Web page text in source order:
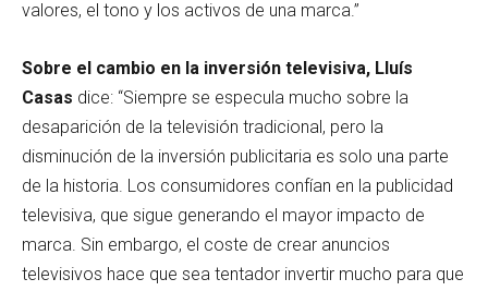
valores, el tono y los activos de una marca.”
Sobre el cambio en la inversión televisiva, Lluís
Casas dice: “Siempre se especula mucho sobre la
desaparición de la televisión tradicional, pero la
disminución de la inversión publicitaria es solo una parte
de la historia. Los consumidores confían en la publicidad
televisiva, que sigue generando el mayor impacto de
marca. Sin embargo, el coste de crear anuncios
televisivos hace que sea tentador invertir mucho para que